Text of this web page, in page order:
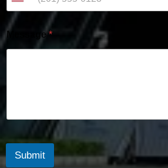
Message*
Submit